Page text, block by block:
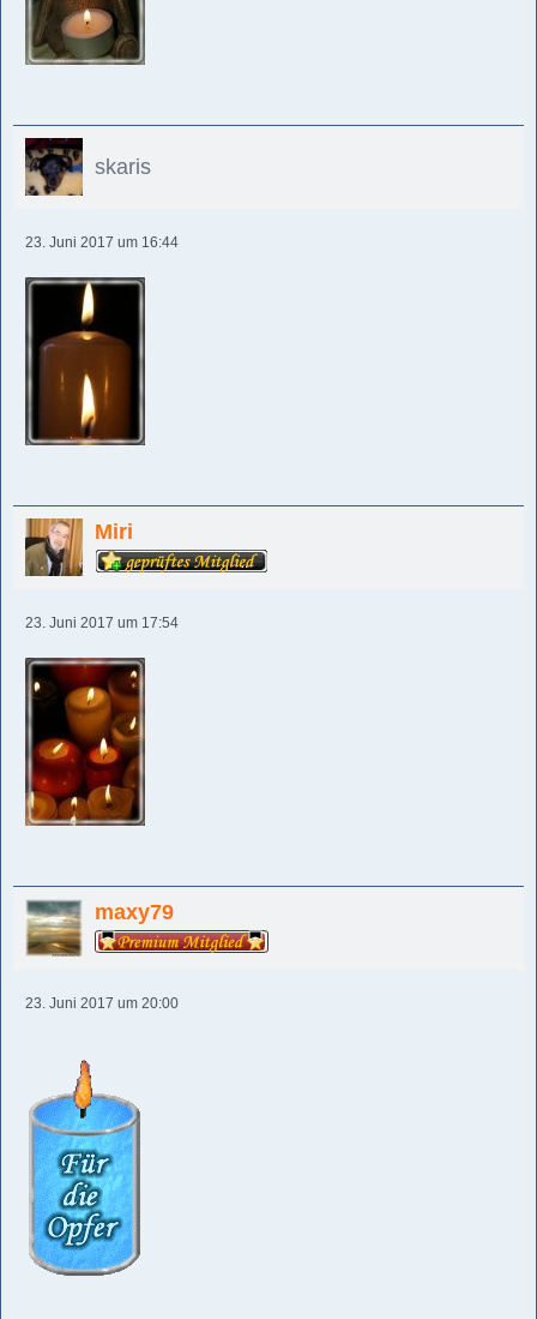
skaris
23. Juni 2017 um 16:44
Miri
23. Juni 2017 um 17:54
maxy79
23. Juni 2017 um 20:00